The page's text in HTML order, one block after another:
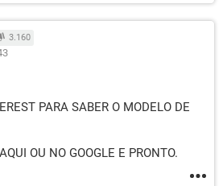
3.160
PARA SABER O MODELO DE
OU NO GOOGLE E PRONTO.